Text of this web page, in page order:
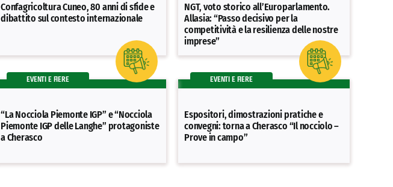
Confagricoltura Cuneo, 80 anni di sfide e
dibattito sul contesto internazionale
NGT, voto storico all’Europarlamento.
Allasia: “Passo decisivo per la
competitività e la resilienza delle nostre
imprese”
“La Nocciola Piemonte IGP” e “Nocciola
Piemonte IGP delle Langhe” protagoniste
a Cherasco
EVENTI E FIERE
Espositori, dimostrazioni pratiche e
convegni: torna a Cherasco “Il nocciolo –
Prove in campo”
EVENTI E FIERE